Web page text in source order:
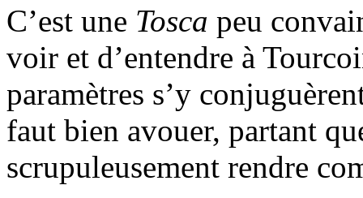
C’est une Tosca peu
voir et d’entendre à
paramètres s’y
faut bien avouer, partant
scrupuleusement rendre